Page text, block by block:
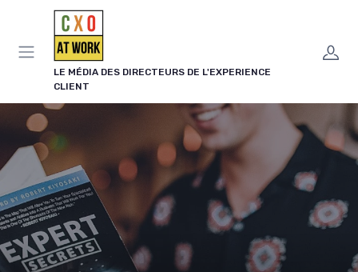
LE MÉDIA DES DIRECTEURS DE L'EXPERIENCE
CLIENT
Panneau de gestion des cookies